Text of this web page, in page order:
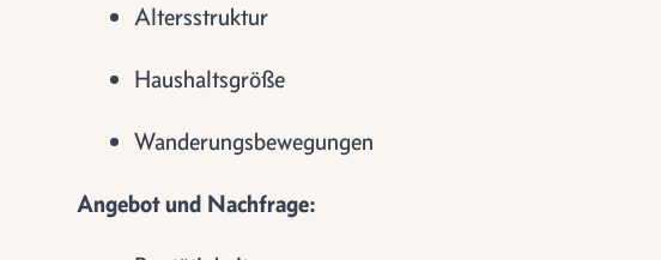
Altersstruktur
Haushaltsgröße
Wanderungsbewegungen
Angebot und Nachfrage: